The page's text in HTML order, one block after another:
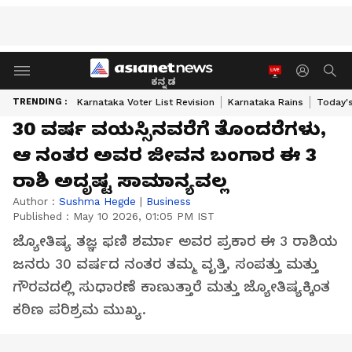
ಕನ್ನಡ
TRENDING : Karnataka Voter List Revision Karnataka Rains
30 ವರ್ಷ ವಯಸ್ಸಿನವರೆಗೆ ತೊಂದರೆಗಳು,
ಆ ನಂತರ ಅವರ ಜೀವನ ಬಂಗಾರ ಈ 3
ರಾಶಿ ಅದೃಷ್ಟ ಸಾಮಾನ್ಯವಲ್ಲ
Author : Sushma Hegde | Business
Published : May 10 2026, 01:05 PM IST
ಜ್ಯೋತಿಷ್ಯ ತಜ್ಞ ಫಣಿ ಶರ್ಮಾ ಅವರ ಪ್ರಕಾರ ಈ 3 ರಾಶಿಯ
ಜನರು 30 ವರ್ಷದ ನಂತರ ತಮ್ಮ ವೃತ್ತಿ, ಸಂಪತ್ತು ಮತ್ತು
ಗೌರವದಲ್ಲಿ ಸುಧಾರಣೆ ಕಾಣುತ್ತಾರೆ ಮತ್ತು ಜ್ಯೋತಿಷ್ಯಕ್ಕಿಂತ
ಕಠಿಣ ಪರಿಶ್ರಮ ಮುಖ್ಯ.